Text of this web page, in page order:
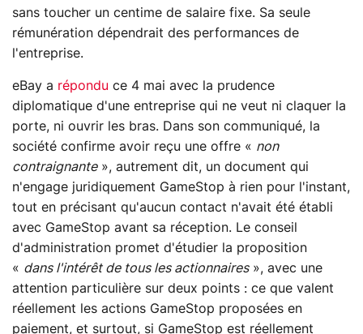
sans toucher un centime de salaire fixe. Sa seule
rémunération dépendrait des performances de
l'entreprise.
eBay a répondu ce 4 mai avec la prudence
diplomatique d'une entreprise qui ne veut ni claquer la
porte, ni ouvrir les bras. Dans son communiqué, la
société confirme avoir reçu une offre « non
contraignante», autrement dit, un document qui
n'engage juridiquement GameStop à rien pour l'instant,
tout en précisant qu'aucun contact n'avait été établi
avec GameStop avant sa réception. Le conseil
d'administration promet d'étudier la proposition
« dans l'intérêt de tous les actionnaires», avec une
attention particulière sur deux points : ce que valent
réellement les actions GameStop proposées en
paiement, et surtout, si GameStop est réellement